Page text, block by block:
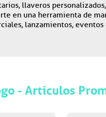
llaveros
en una herramienta de
lanzamientos,
- Artículos